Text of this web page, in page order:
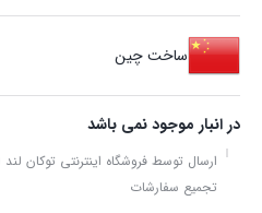
ساخت چین
در انبار موجود نمی باشد
ارسال توسط فروشگاه اینترنتی توکان
تجمیع سفارشات